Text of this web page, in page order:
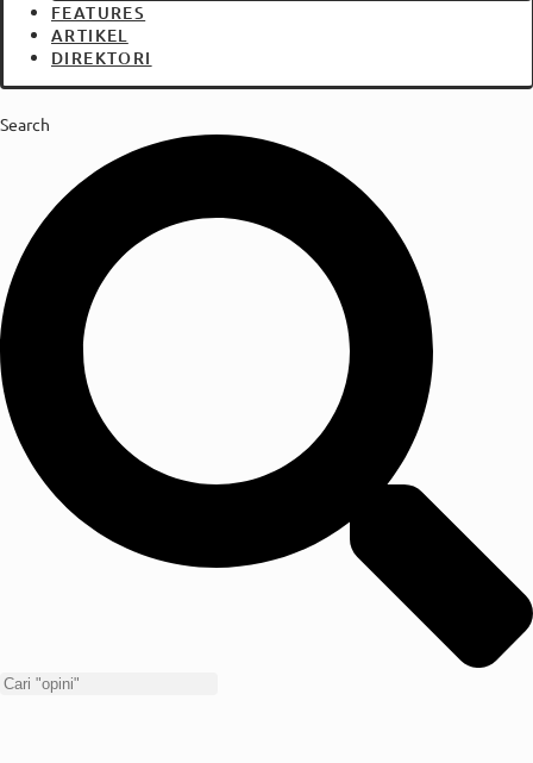
FEATURES
ARTIKEL
DIREKTORI
Search